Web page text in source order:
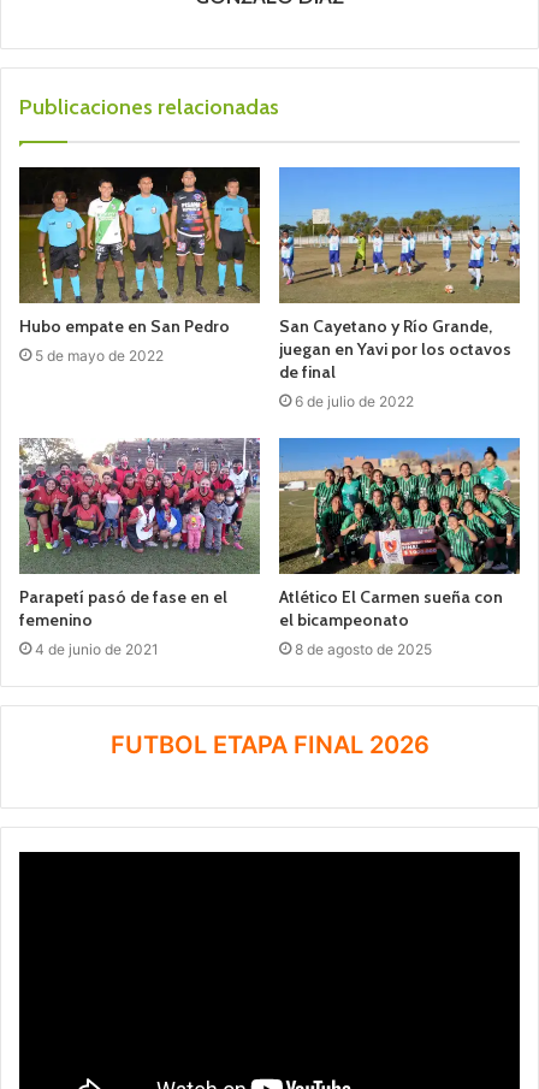
Publicaciones relacionadas
Hubo empate en San Pedro
5 de mayo de 2022
San Cayetano y Río Grande,
juegan en Yavi por los octavos
de final
6 de julio de 2022
Parapetí pasó de fase en el
femenino
4 de junio de 2021
Atlético El Carmen sueña con
el bicampeonato
8 de agosto de 2025
FUTBOL ETAPA FINAL 2026